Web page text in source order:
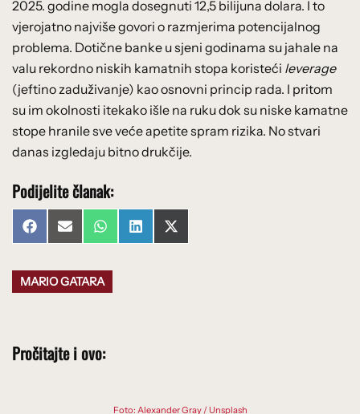
2025. godine mogla dosegnuti 12,5 bilijuna dolara. I to
vjerojatno najviše govori o razmjerima potencijalnog
problema. Dotične banke u sjeni godinama su jahale na
valu rekordno niskih kamatnih stopa koristeći leverage
(jeftino zaduživanje) kao osnovni princip rada. I pritom
su im okolnosti itekako išle na ruku dok su niske kamatne
stope hranile sve veće apetite spram rizika. No stvari
danas izgledaju bitno drukčije.
Podijelite članak:
Share
on
FacebookShare
on
Email Share
on
WhatsAppShare
on
LinkedInShare
on
X
(Twitter)
MARIO GATARA
Pročitajte i ovo:
Foto: Alexander Gray / Unsplash